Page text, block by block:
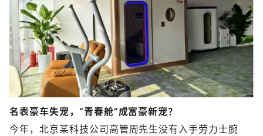
名表豪车失宠，“青春舱”成富豪新宠？
今年，北京某科技公司高管周先生没有入手劳力士腕